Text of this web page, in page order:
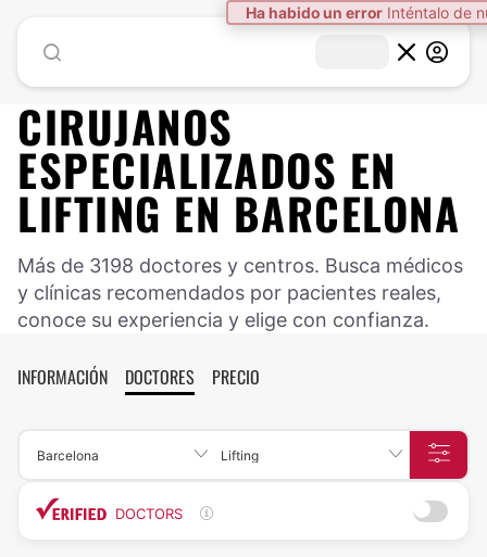
Ha habido un error Inténtalo de
CIRUJANOS
ESPECIALIZADOS EN
LIFTING EN BARCELONA
Más de 3198 doctores y centros. Busca médicos
y clínicas recomendados por pacientes reales,
conoce su experiencia y elige con confianza.
INFORMACIÓN DOCTORES PRECIO
Barcelona Lifting
DOCTORS